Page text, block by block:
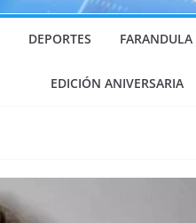
DEPORTES FARANDULA
EDICIÓN ANIVERSARIA